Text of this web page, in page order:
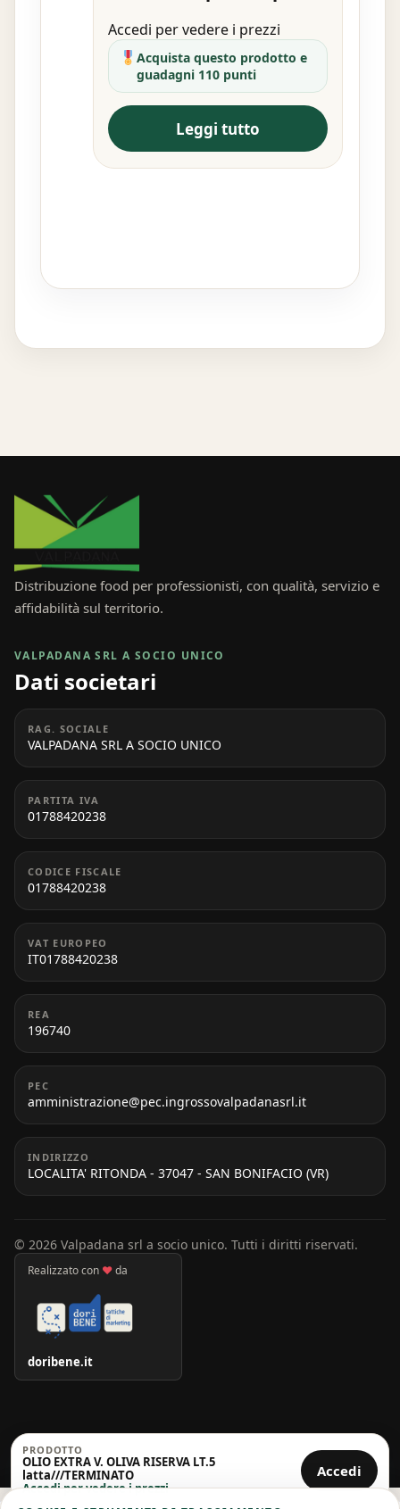
Accedi per vedere i prezzi
Acquista questo prodotto e
guadagni 110 punti
Leggi tutto
Distribuzione food per professionisti, con qualità, servizio e
affidabilità sul territorio.
VALPADANA SRL A SOCIO UNICO
Dati societari
RAG. SOCIALE
VALPADANA SRL A SOCIO UNICO
PARTITA IVA
01788420238
CODICE FISCALE
01788420238
VAT EUROPEO
IT01788420238
REA
196740
PEC
amministrazione@pec.ingrossovalpadanasrl.it
INDIRIZZO
LOCALITA' RITONDA - 37047 - SAN BONIFACIO (VR)
© 2026 Valpadana srl a socio unico. Tutti i diritti riservati.
Realizzato con ♥da
doribene.it
PRODOTTO
OLIO EXTRA V. OLIVA RISERVA LT.5
latta///TERMINATO
Accedi per vedere i prezzi
Accedi